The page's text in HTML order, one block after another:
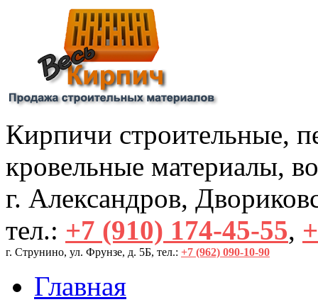
Кирпичи строительные,
кровельные материалы,
г. Александров,
тел.: +7 (910) 174-45-55,
г. Струнино, ул. Фрунзе, д. 5Б, тел.: +7 (962) 090-10-90
Главная